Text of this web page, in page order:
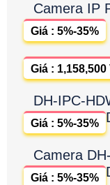
Camera IP
Giá : 5%-35%
Giá :
DH-IPC-
Giá : 5%-35%
Camera
Giá : 5%-35%